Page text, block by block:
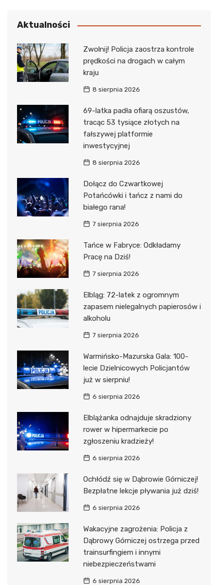
Aktualności
Zwolnij! Policja zaostrza kontrole
prędkości na drogach w całym
kraju
8 sierpnia 2026
69-latka padła ofiarą oszustów,
tracąc 53 tysiące złotych na
fałszywej platformie
inwestycyjnej
8 sierpnia 2026
Dołącz do Czwartkowej
Potańcówki i tańcz z nami do
białego rana!
7 sierpnia 2026
Tańce w Fabryce: Odkładamy
Pracę na Dziś!
7 sierpnia 2026
Elbląg: 72-latek z ogromnym
zapasem nielegalnych papierosów i
alkoholu
7 sierpnia 2026
Warmińsko-Mazurska Gala: 100-
lecie Dzielnicowych Policjantów
już w sierpniu!
6 sierpnia 2026
Elblążanka odnajduje skradziony
rower w hipermarkecie po
zgłoszeniu kradzieży!
6 sierpnia 2026
Ochłódź się w Dąbrowie Górniczej!
Bezpłatne lekcje pływania już dziś!
6 sierpnia 2026
Wakacyjne zagrożenia: Policja z
Dąbrowy Górniczej ostrzega przed
trainsurfingiem i innymi
niebezpieczeństwami
6 sierpnia 2026